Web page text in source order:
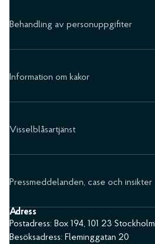
Behandling av personuppgifiter
Information om kakor
Visselblåsartjänst
Pressmeddelanden, case och insikter
Adress
Postadress: Box 194, 101 23 Stockholm
Besöksadress: Fleminggatan 20